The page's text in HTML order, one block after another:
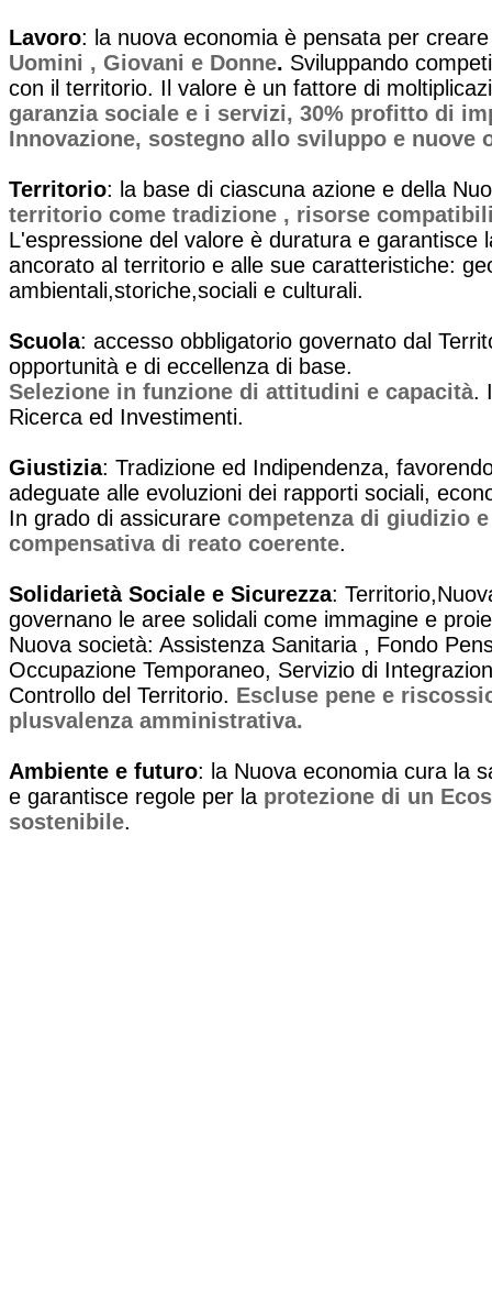
Lavoro: la nuova economia è pensata per
Uomini , Giovani e Donne. Sviluppando
con il territorio. Il valore è un fattore di
garanzia sociale e i servizi, 30% profitto di
Innovazione, sostegno allo sviluppo e nuove
Territorio: la base di ciascuna azione e della
territorio come tradizione , risorse
L'espressione del valore è duratura e garantisce
ancorato al territorio e alle sue caratteristiche:
ambientali,storiche,sociali e culturali.
Scuola: accesso obbligatorio governato dal
opportunità e di eccellenza di base.
Selezione in funzione di attitudini e capacità.
Ricerca ed Investimenti.
Giustizia: Tradizione ed Indipendenza,
adeguate alle evoluzioni dei rapporti sociali,
In grado di assicurare competenza di giudizio
compensativa di reato coerente.
Solidarietà Sociale e Sicurezza:
governano le aree solidali come immagine e
Nuova società: Assistenza Sanitaria , Fondo
Occupazione Temporaneo, Servizio di
Controllo del Territorio. Escluse pene e
plusvalenza amministrativa.
Ambiente e futuro: la Nuova economia cura la
e garantisce regole per la protezione di un
sostenibile.